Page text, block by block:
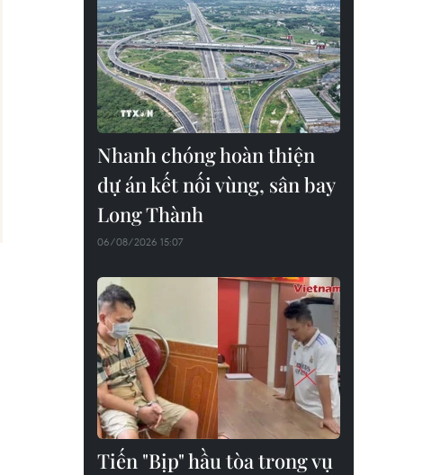
Nhanh chóng hoàn thiện
dự án kết nối vùng, sân bay
Long Thành
06/08/2026 15:07
Tiến "Bịp" hầu tòa trong vụ